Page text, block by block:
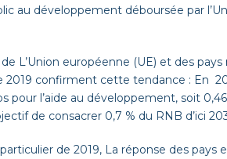
au développement déboursée par
L’Union européenne (UE) et des
2019 confirment cette tendance : En
pour l’aide au développement, soit
de consacrer 0,7 % du RNB d’ici
de 2019, La réponse des pays